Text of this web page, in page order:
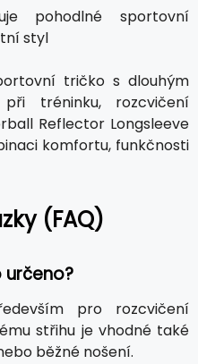
pohodlné sportovní
styl
tričko s dlouhým
tréninku, rozcvičení
Reflector Longsleeve
komfortu, funkčnosti
(FAQ)
určeno?
pro rozcvičení
střihu je vhodné také
běžné nošení.